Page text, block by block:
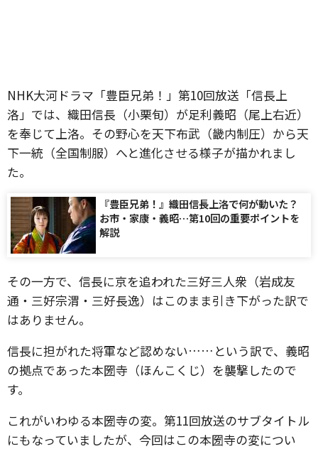
NHK大河ドラマ「豊臣兄弟！」第10回放送「信長上
洛」では、織田信長（小栗旬）が足利義昭（尾上右近）
を奉じて上洛。その野心を天下布武（畿内制圧）から天
下一統（全国制服）へと進化させる様子が描かれまし
た。
『豊臣兄弟！』織田信長上洛で何が動いた？
お市・家康・義昭…第10回の重要ポイントを
解説
その一方で、信長に京を追われた三好三人衆（岩成友
通・三好宗渭・三好長逸）はこのまま引き下がった訳で
はありません。
信長に担がれた将軍など認めない……という訳で、義昭
の拠点であった本圀寺（ほんこくじ）を襲撃したので
す。
これがいわゆる本圀寺の変。第11回放送のサブタイトル
にもなっていましたが、今回はこの本圀寺の変につい